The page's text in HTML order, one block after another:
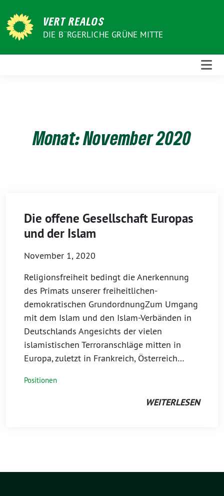
zum
Inhalt
VERT REALOS
DIE B¨RGERLICHE GRÜNE MITTE
Monat:November 2020
Die offene Gesellschaft Europas
und der Islam
November 1, 2020
Religionsfreiheit bedingt die Anerkennung
des Primats unserer freiheitlichen-
demokratischen GrundordnungZum Umgang
mit dem Islam und den Islam-Verbänden in
Deutschlands Angesichts der vielen
islamistischen Terroranschläge mitten in
Europa, zuletzt in Frankreich, Österreich…
Positionen
WEITERLESEN